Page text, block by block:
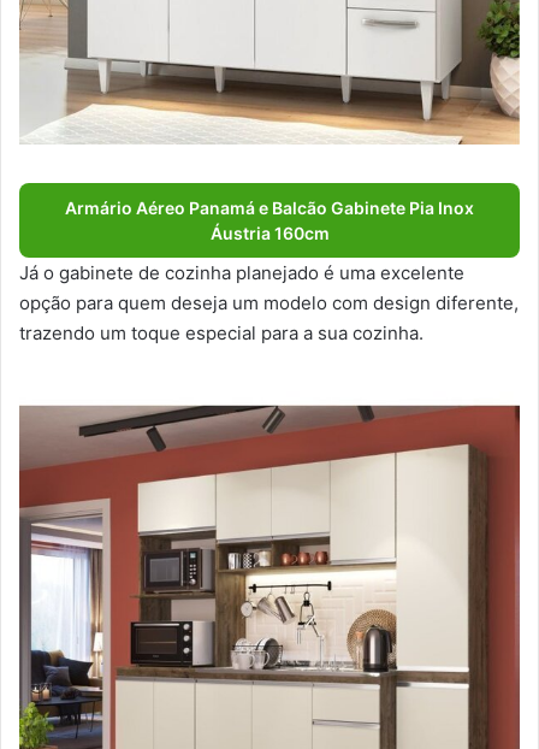
Armário Aéreo Panamá e Balcão Gabinete Pia Inox
Áustria 160cm
Já o gabinete de cozinha planejado é uma excelente
opção para quem deseja um modelo com design diferente,
trazendo um toque especial para a sua cozinha.